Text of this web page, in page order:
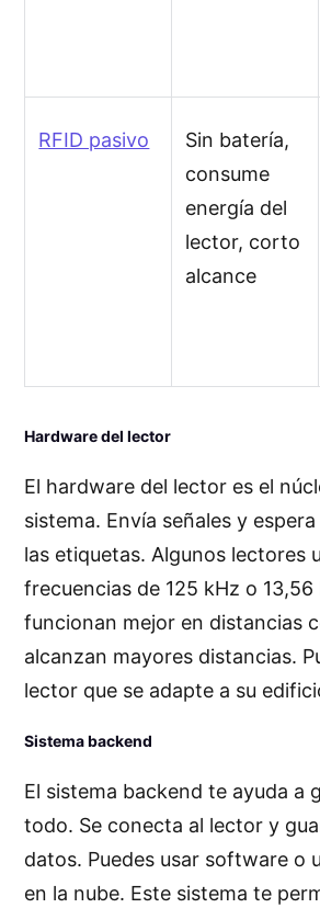
RFID pasivo
Sin batería,
consume
energía del
lector, corto
alcance
Hardware del lector
El hardware del lector es el
sistema. Envía señales y
las etiquetas. Algunos lectores
frecuencias de 125 kHz o
funcionan mejor en distancias
alcanzan mayores distancias.
lector que se adapte a su
Sistema backend
El sistema backend te ayuda a
todo. Se conecta al lector y
datos. Puedes usar software o
en la nube. Este sistema te